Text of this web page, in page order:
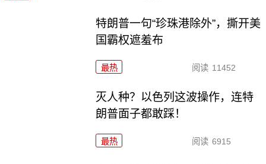
特朗普一句“珍珠港除外”，撕开美
国霸权遮羞布
最热 阅读 11452
灭人种？以色列这波操作，连特
朗普面子都敢踩！
最热 阅读 6915